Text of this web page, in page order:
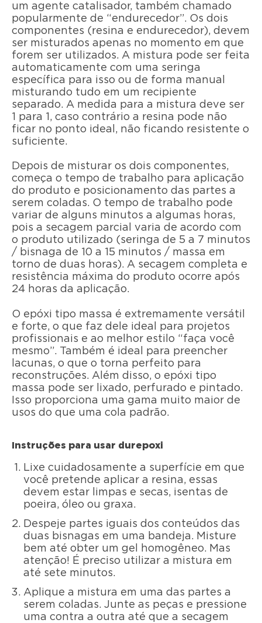
um agente catalisador, também chamado
popularmente de “endurecedor”. Os dois
componentes (resina e endurecedor), devem
ser misturados apenas no momento em que
forem ser utilizados. A mistura pode ser feita
automaticamente com uma seringa
específica para isso ou de forma manual
misturando tudo em um recipiente
separado. A medida para a mistura deve ser
1 para 1, caso contrário a resina pode não
ficar no ponto ideal, não ficando resistente o
suficiente.
Depois de misturar os dois componentes,
começa o tempo de trabalho para aplicação
do produto e posicionamento das partes a
serem coladas. O tempo de trabalho pode
variar de alguns minutos a algumas horas,
pois a secagem parcial varia de acordo com
o produto utilizado (seringa de 5 a 7 minutos
/ bisnaga de 10 a 15 minutos / massa em
torno de duas horas). A secagem completa e
resistência máxima do produto ocorre após
24 horas da aplicação.
O epóxi tipo massa é extremamente versátil
e forte, o que faz dele ideal para projetos
profissionais e ao melhor estilo “faça você
mesmo”. Também é ideal para preencher
lacunas, o que o torna perfeito para
reconstruções. Além disso, o epóxi tipo
massa pode ser lixado, perfurado e pintado.
Isso proporciona uma gama muito maior de
usos do que uma cola padrão.
Instruções para usar durepoxi
Lixe cuidadosamente a superfície em que
você pretende aplicar a resina, essas
devem estar limpas e secas, isentas de
poeira, óleo ou graxa.
Despeje partes iguais dos conteúdos das
duas bisnagas em uma bandeja. Misture
bem até obter um gel homogêneo. Mas
atenção! É preciso utilizar a mistura em
até sete minutos.
Aplique a mistura em uma das partes a
serem coladas. Junte as peças e pressione
uma contra a outra até que a secagem